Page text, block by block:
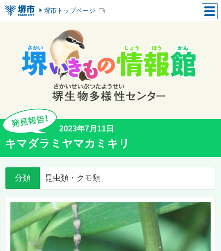
堺市トップページ
2023年7月11日
キマダラミヤマカミキリ
分類 昆虫類・クモ類